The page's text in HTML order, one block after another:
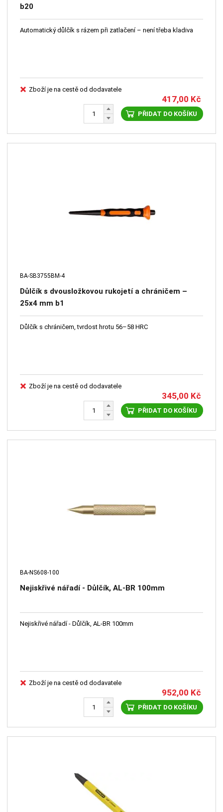
b20
Automatický důlčík s rázem při zatlačení – není třeba kladiva
Zboží je na cestě od dodavatele
417,00 Kč
PŘIDAT DO KOŠÍKU
BA-SB3755BM-4
Důlčík s dvousložkovou rukojetí a chráničem –
25x4 mm b1
Důlčík s chráničem, tvrdost hrotu 56–58 HRC
Zboží je na cestě od dodavatele
345,00 Kč
PŘIDAT DO KOŠÍKU
BA-NS608-100
Nejiskřivé nářadí - Důlčík, AL-BR 100mm
Nejiskřivé nářadí - Důlčík, AL-BR 100mm
Zboží je na cestě od dodavatele
952,00 Kč
PŘIDAT DO KOŠÍKU